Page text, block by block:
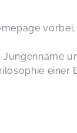
Jungenname
einer